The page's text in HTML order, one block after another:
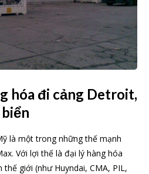
hóa đi cảng Detroit,
là một trong những thế mạnh
Với lợi thế là đại lý hàng hóa
giới (như Huyndai, CMA, PIL,